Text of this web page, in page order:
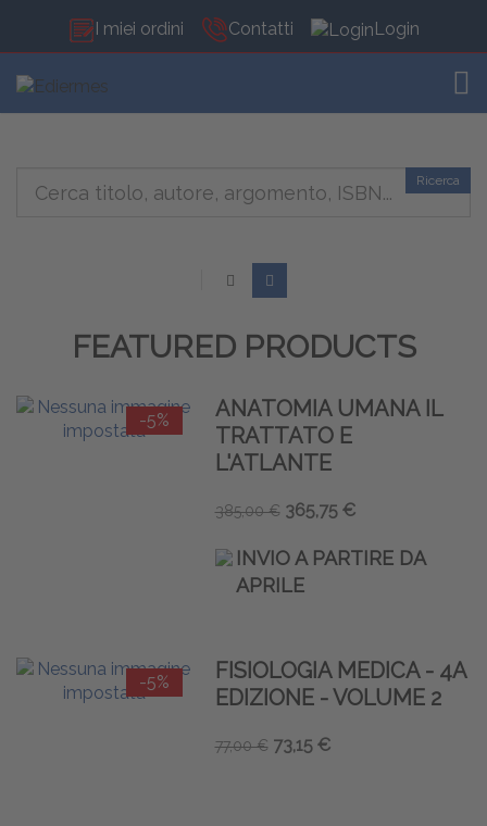
I miei ordini Contatti Login
Ricerca
FEATURED PRODUCTS
-5%
ANATOMIA UMANA IL
TRATTATO E
L'ATLANTE
385,00 € 365,75 €
INVIO A PARTIRE DA
APRILE
-5%
FISIOLOGIA MEDICA - 4A
EDIZIONE - VOLUME 2
77,00 € 73,15 €